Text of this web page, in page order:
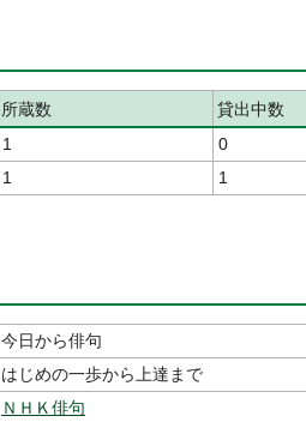
所蔵数
貸出中数
1
0
1 1
今日から俳句
はじめの一歩から上達まで
ＮＨＫ俳句